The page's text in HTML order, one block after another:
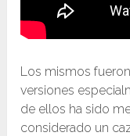
Los mismos
versiones
de ellos ha sido
considerado un